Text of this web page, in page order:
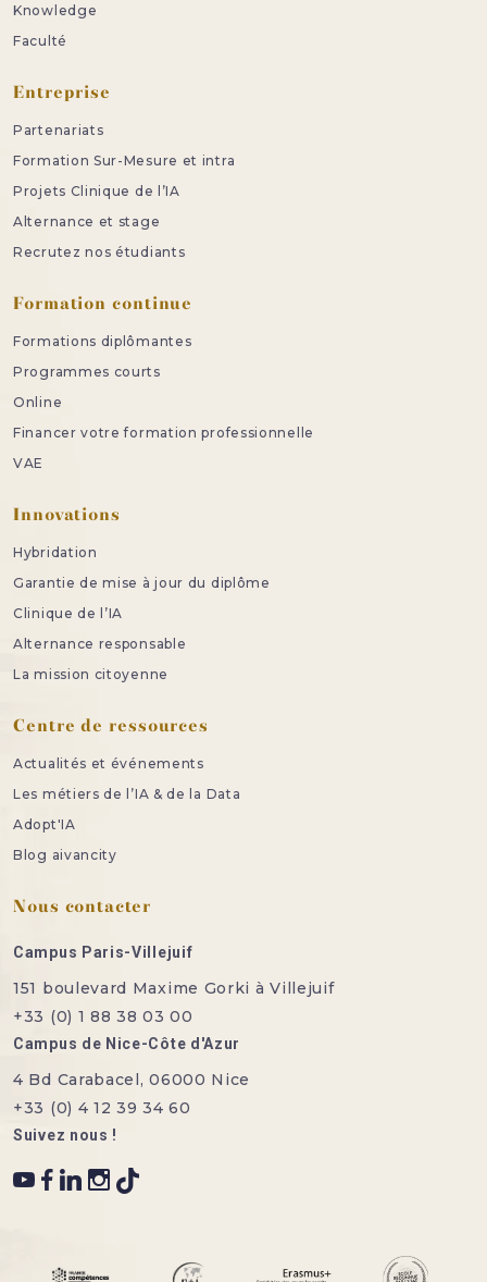
Knowledge
Faculté
Entreprise
Partenariats
Formation Sur-Mesure et intra
Projets Clinique de l’IA
Alternance et stage
Recrutez nos étudiants
Formation continue
Formations diplômantes
Programmes courts
Online
Financer votre formation professionnelle
VAE
Innovations
Hybridation
Garantie de mise à jour du diplôme
Clinique de l’IA
Alternance responsable
La mission citoyenne
Centre de ressources
Actualités et événements
Les métiers de l’IA & de la Data
Adopt'IA
Blog aivancity
Nous contacter
Campus Paris-Villejuif
151 boulevard Maxime Gorki à Villejuif
+33 (0) 1 88 38 03 00
Campus de Nice-Côte d'Azur
4 Bd Carabacel, 06000 Nice
+33 (0) 4 12 39 34 60
Suivez nous !